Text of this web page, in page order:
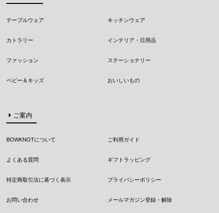
テーブルウェア キッチンウェア
カトラリー インテリア・日用品
ファッション ステーショナリー
ベビー＆キッズ おいしいもの
ご案内
BOWKNOTについて ご利用ガイド
よくある質問 ギフトラッピング
特定商取引法に基づく表示 プライバシーポリシー
お問い合わせ メールマガジン登録・解除